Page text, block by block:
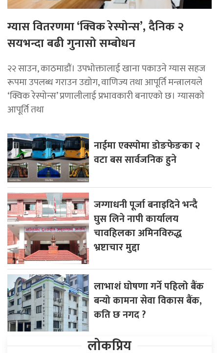
ग्यास वितरणमा ‘क्विक रेस्पोन्स’, दैनिक २
सयभन्दा बढी गुनासो सम्बोधन
२२ साउन, काठमाडाैं। उपभोक्तालाई खाना पकाउने ग्यास सहज
रूपमा उपलब्ध गराउन उद्योग, वाणिज्य तथा आपूर्ति मन्त्रालयले
‘क्विक रेस्पोन्स’ प्रणालीलाई प्रभावकारी बनाएको छ। ग्यासको
आपूर्ति तथा
नाईमा एक्स्पोमा डोङफेङका २
वटा बस सार्वजनिक हुने
जग्गाधनी पूर्जा बनाइदिने भन्दै
घुस लिने नापी कार्यालय
चावहिलका अमिनविरुद्ध
भ्रष्टाचार मुद्दा
लाभाशं घोषणा गर्ने पहिलो बैंक
बन्यो कामना सेवा विकास बैंक,
कति छ नगद ?
लोकप्रिय